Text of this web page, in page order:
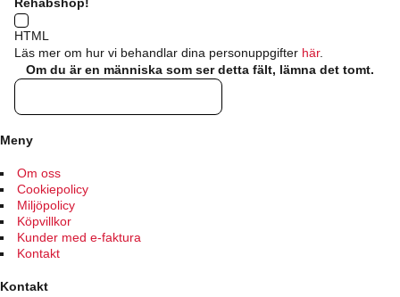
HTML
Läs mer om hur vi behandlar dina personuppgifter här.
Om du är en människa som ser detta fält, lämna det tomt.
Meny
Om oss
Cookiepolicy
Miljöpolicy
Köpvillkor
Kunder med e-faktura
Kontakt
Kontakt